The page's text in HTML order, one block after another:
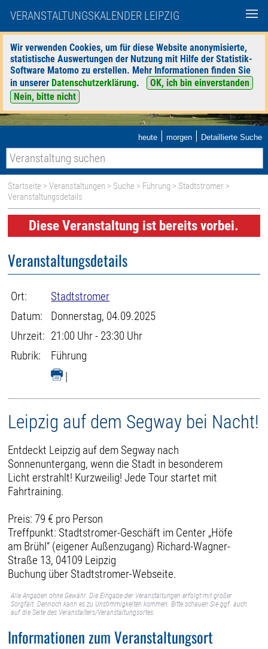
VERANSTALTUNGSKALENDER LEIPZIG
Wir verwenden Cookies, um für diese Website anonymisierte,
statistische Auswertungen der Nutzung mit Hilfe der Statistik-
Software Matomo zu erstellen. Mehr Informationen finden Sie
in unserer Datenschutzerklärung.
OK, ich bin einverstanden
Nein, bitte nicht
heute | morgen | Detaillierte Suche
Startseite >Veranstaltungen > Suche > Führung > Stadtstromer >
Veranstaltungsdetails
Diese Veranstaltung ist bereits vorbei.
Veranstaltungsdetails
Ort:
Stadtstromer
Datum:
Donnerstag, 04.09.2025
Uhrzeit: 21:00 Uhr - 23:30 Uhr
Rubrik:
Führung
|
Leipzig auf dem Segway bei Nacht!
Entdeckt Leipzig auf dem Segway nach
Sonnenuntergang, wenn die Stadt in besonderem
Licht erstrahlt! Kurzweilig! Jede Tour startet mit
Fahrtraining.
Preis: 79 € pro Person
Treffpunkt: Stadtstromer-Geschäft im Center „Höfe
am Brühl“ (eigener Außenzugang) Richard-Wagner-
Straße 13, 04109 Leipzig
Buchung über Stadtstromer-Webseite.
Alle Angaben ohne Gewähr. Die Eingabe der Veranstaltungen erfolgt mit großer
Sorgfalt. Dennoch kann es zu Unstimmigkeiten kommen. Bitte schauen Sie ggf. auch
auf die Seite des Veranstalters/Veranstaltungsortes.
Informationen zum Veranstaltungsort